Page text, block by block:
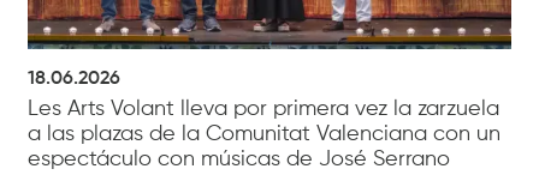
18.06.2026
Les Arts Volant lleva por primera vez la zarzuela
a las plazas de la Comunitat Valenciana con un
espectáculo con músicas de José Serrano